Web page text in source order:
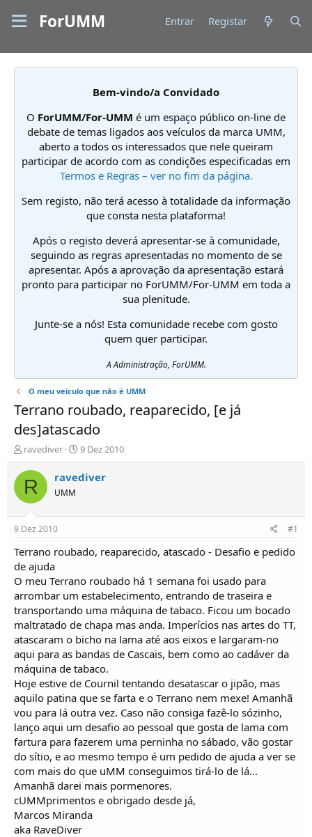
ForUMM Entrar Registar
Bem-vindo/a Convidado
O ForUMM/For-UMM é um espaço público on-line de
debate de temas ligados aos veículos da marca UMM,
aberto a todos os interessados que nele queiram
participar de acordo com as condições especificadas em
Termos e Regras – ver no fim da página.
Sem registo, não terá acesso à totalidade da informação
que consta nesta plataforma!
Após o registo deverá apresentar-se à comunidade,
seguindo as regras apresentadas no momento de se
apresentar. Após a aprovação da apresentação estará
pronto para participar no ForUMM/For-UMM em toda a
sua plenitude.
Junte-se a nós! Esta comunidade recebe com gosto
quem quer participar.
A Administração, ForUMM.
O meu veículo que não é UMM
Terrano roubado, reaparecido, [e já
des]atascado
I
n
i
i
d
o
r
e
T
ó
p
i
c
s
ravediver
D
a
t
í
o
9 Dez 2010
R ravediver
UMM
9 Dez 2010 #1
Terrano roubado, reaparecido, atascado - Desafio e pedido
de ajuda
O meu Terrano roubado há 1 semana foi usado para
arrombar um estabelecimento, entrando de traseira e
transportando uma máquina de tabaco. Ficou um bocado
maltratado de chapa mas anda. Imperícios nas artes do TT,
atascaram o bicho na lama até aos eixos e largaram-no
aqui para as bandas de Cascais, bem como ao cadáver da
máquina de tabaco.
Hoje estive de Cournil tentando desatascar o jipão, mas
aquilo patina que se farta e o Terrano nem mexe! Amanhã
vou para lá outra vez. Caso não consiga fazê-lo sózinho,
lanço aqui um desafio ao pessoal que gosta de lama com
fartura para fazerem uma perninha no sábado, vão gostar
do sítio, e ao mesmo tempo é um pedido de ajuda a ver se
com mais do que uMM conseguimos tirá-lo de lá...
Amanhã darei mais pormenores.
cUMMprimentos e obrigado desde já,
Marcos Miranda
aka RaveDiver